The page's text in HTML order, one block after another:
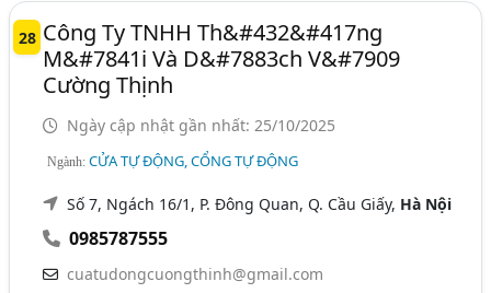
28 Công Ty TNHH Th&#432&#417ng
M&#7841i Và D&#7883ch V&#7909
Cường Thịnh
Ngày cập nhật gần nhất: 25/10/2025
Ngành:CỬA TỰ ĐỘNG, CỔNG TỰ ĐỘNG
Số 7, Ngách 16/1, P. Đông Quan, Q. Cầu Giấy, Hà Nội
0985787555
cuatudongcuongthinh@gmail.com